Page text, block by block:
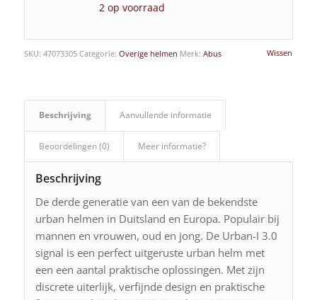
Wissen
2 op voorraad
SKU: 47073305 Categorie: Overige helmen Merk: Abus
Beschrijving Aanvullende informatie
Beoordelingen (0) Meer informatie?
Beschrijving
De derde generatie van een van de bekendste
urban helmen in Duitsland en Europa. Populair bij
mannen en vrouwen, oud en jong. De Urban-I 3.0
signal is een perfect uitgeruste urban helm met
een een aantal praktische oplossingen. Met zijn
discrete uiterlijk, verfijnde design en praktische